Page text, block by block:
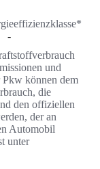
-
und
Pkw können dem
die
den offiziellen
der an
Automobil
unter